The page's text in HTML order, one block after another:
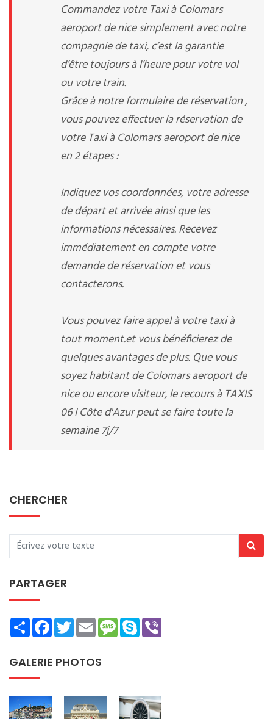
Commandez votre Taxi à Colomars
aeroport de nice simplement avec notre
compagnie de taxi, c’est la garantie
d’être toujours à l’heure pour votre vol
ou votre train.
Grâce à notre formulaire de réservation ,
vous pouvez effectuer la réservation de
votre Taxi à Colomars aeroport de nice
en 2 étapes :
Indiquez vos coordonnées, votre adresse
de départ et arrivée ainsi que les
informations nécessaires. Recevez
immédiatement en compte votre
demande de réservation et vous
contacterons.
Vous pouvez faire appel à votre taxi à
tout moment.et vous bénéficierez de
quelques avantages de plus. Que vous
soyez habitant de Colomars aeroport de
nice ou encore visiteur, le recours à TAXIS
06 I Côte d'Azur peut se faire toute la
semaine 7j/7
CHERCHER
PARTAGER
ShareFacebookTwitterEmailMessage
Skype
GALERIE PHOTOS